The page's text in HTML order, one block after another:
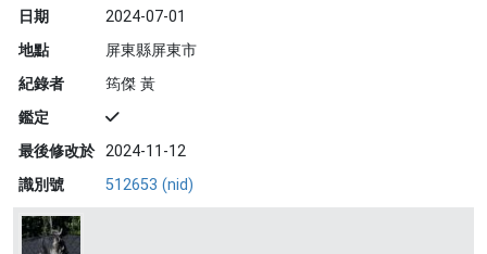
日期
2024-07-01
地點
屏東縣屏東市
紀錄者
筠傑 黃
鑑定
最後修改於 2024-11-12
識別號
512653 (nid)